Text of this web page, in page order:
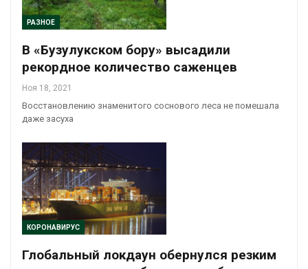
РАЗНОЕ
В «Бузулукском бору» высадили
рекордное количество саженцев
Ноя 18, 2021
Восстановлению знаменитого соснового леса не помешала
даже засуха
КОРОНАВИРУС
Глобальный локдаун обернулся резким